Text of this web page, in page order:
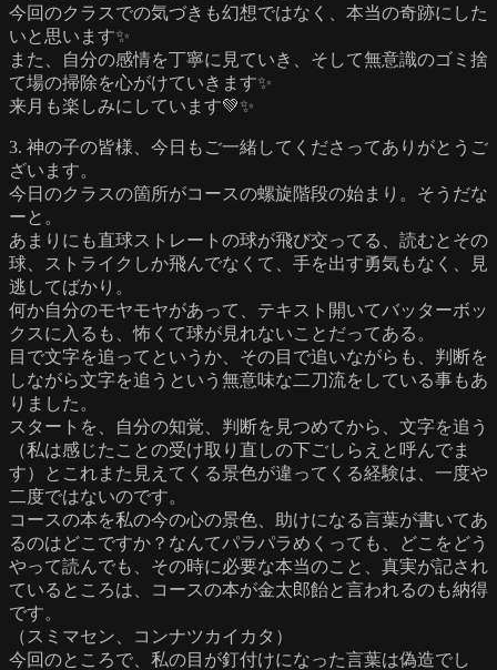
今回のクラスでの気づきも幻想ではなく、本当の奇跡にした
いと思います✨
また、自分の感情を丁寧に見ていき、そして無意識のゴミ捨
て場の掃除を心がけていきます✨
来月も楽しみにしています💚✨
3. 神の子の皆様、今日もご一緒してくださってありがとうご
ざいます。
今日のクラスの箇所がコースの螺旋階段の始まり。そうだな
ーと。
あまりにも直球ストレートの球が飛び交ってる、読むとその
球、ストライクしか飛んでなくて、手を出す勇気もなく、見
逃してばかり。
何か自分のモヤモヤがあって、テキスト開いてバッターボッ
クスに入るも、怖くて球が見れないことだってある。
目で文字を追ってというか、その目で追いながらも、判断を
しながら文字を追うという無意味な二刀流をしている事もあ
りました。
スタートを、自分の知覚、判断を見つめてから、文字を追う
（私は感じたことの受け取り直しの下ごしらえと呼んでま
す）とこれまた見えてくる景色が違ってくる経験は、一度や
二度ではないのです。
コースの本を私の今の心の景色、助けになる言葉が書いてあ
るのはどこですか？なんてパラパラめくっても、どこをどう
やって読んでも、その時に必要な本当のこと、真実が記され
ているところは、コースの本が金太郎飴と言われるのも納得
です。
（スミマセン、コンナツカイカタ）
今回のところで、私の目が釘付けになった言葉は偽造でし